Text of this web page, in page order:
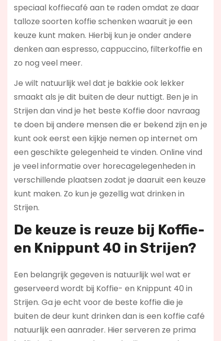
speciaal koffiecafé aan te raden omdat ze daar
talloze soorten koffie schenken waaruit je een
keuze kunt maken. Hierbij kun je onder andere
denken aan espresso, cappuccino, filterkoffie en
zo nog veel meer.
Je wilt natuurlijk wel dat je bakkie ook lekker
smaakt als je dit buiten de deur nuttigt. Ben je in
Strijen dan vind je het beste Koffie door navraag
te doen bij andere mensen die er bekend zijn en je
kunt ook eerst een kijkje nemen op internet om
een geschikte gelegenheid te vinden. Online vind
je veel informatie over horecagelegenheden in
verschillende plaatsen zodat je daaruit een keuze
kunt maken. Zo kun je gezellig wat drinken in
Strijen.
De keuze is reuze bij Koffie-
en Knippunt 40 in Strijen?
Een belangrijk gegeven is natuurlijk wel wat er
geserveerd wordt bij Koffie- en Knippunt 40 in
Strijen. Ga je echt voor de beste koffie die je
buiten de deur kunt drinken dan is een koffie café
natuurlijk een aanrader. Hier serveren ze prima